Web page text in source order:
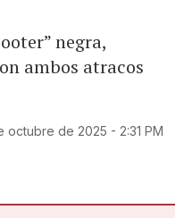
negra,
ambos atracos
octubre de 2025 - 2:31 PM